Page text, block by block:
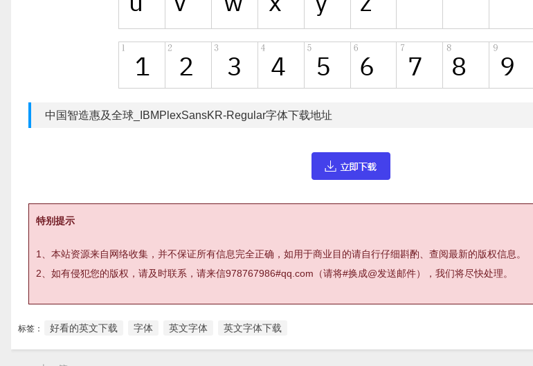
中国智造惠及全球_IBMPlexSansKR-Regular字体下载地址
特别提示
1、本站资源来自网络收集，并不保证所有信息完全正确，如用于商业目的请自行仔细斟酌、查阅最新的版权信息。
2、如有侵犯您的版权，请及时联系，请来信978767986#qq.com（请将#换成@发送邮件），我们将尽快处理。
标签： 好看的英文下载 字体 英文字体 英文字体下载